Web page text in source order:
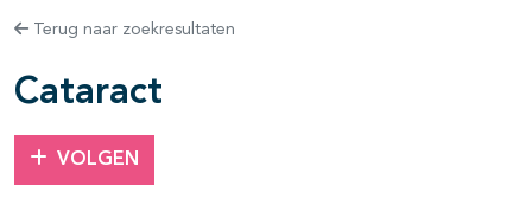
Terug naar zoekresultaten
Cataract
VOLGEN